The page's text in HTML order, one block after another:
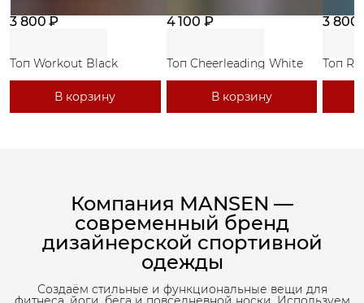
3 800 ₽
Топ Workout Black
В корзину
4 100 ₽
Топ Cheerleading White
В корзину
3 800
Топ
Компания MANSEN —
современный бренд
дизайнерской спортивной
одежды
Создаём стильные и функциональные вещи для